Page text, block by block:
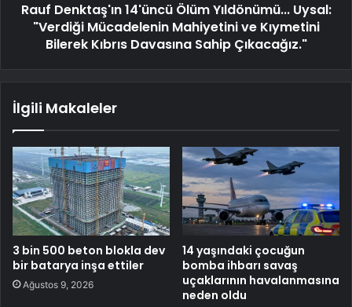
Rauf Denktaş'ın 14'üncü Ölüm Yıldönümü... Uysal:
"Verdiği Mücadelenin Mahiyetini ve Kıymetini
Bilerek Kıbrıs Davasına Sahip Çıkacağız."
İlgili Makaleler
3 bin 500 beton blokla dev
bir batarya inşa ettiler
Ağustos 9, 2026
14 yaşındaki çocuğun
bomba ihbarı savaş
uçaklarının havalanmasına
neden oldu